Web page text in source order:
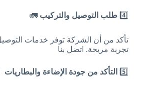
4️⃣ طلب التوصيل والتركيب 🚛
تأكد من أن الشركة توفر خدمات
تجربة مريحة. اتضل بنا
5️⃣ التأكد من جودة الإضاءة والبطاريات